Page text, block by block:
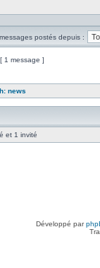
postés depuis :
[ 1 message ]
news
et 1 invité
Développé par